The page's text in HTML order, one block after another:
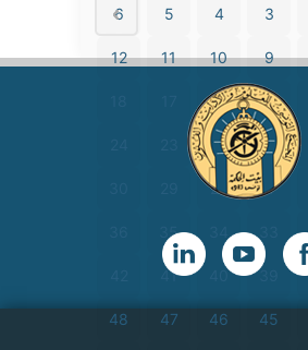
3
4
5
6
9
10
11
12
15
16
21
22
27
28
35
39
40
41
45
46
47
48